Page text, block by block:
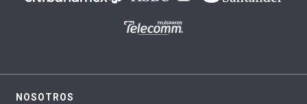
NOSOTROS